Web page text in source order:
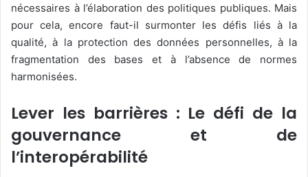
nécessaires à l’élaboration des politiques publiques. Mais
pour cela, encore faut-il surmonter les défis liés à la
qualité, à la protection des données personnelles, à la
fragmentation des bases et à l’absence de normes
harmonisées.
Lever les barrières : Le défi de la
gouvernance et de
l’interopérabilité